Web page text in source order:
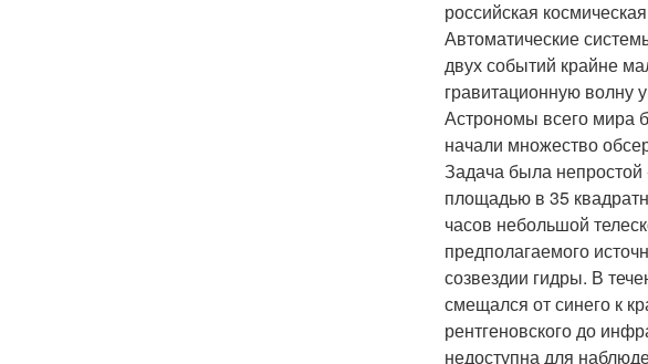
российская
Автоматические
двух событий крайне
гравитационную волну
Астрономы всего мира
начали множество
Задача была
площадью в 35
часов небольшой
предполагаемого
созвездии гидры. В
смещался от синего к
рентгеновского до
недоступна для